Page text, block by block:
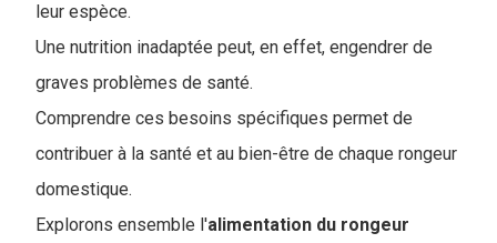
leur espèce.
Une nutrition inadaptée peut, en effet, engendrer de
graves problèmes de santé.
Comprendre ces besoins spécifiques permet de
contribuer à la santé et au bien-être de chaque rongeur
domestique.
Explorons ensemble l'alimentation du rongeur